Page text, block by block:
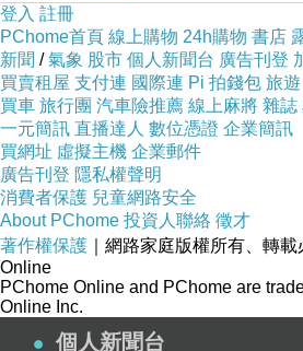
本書從植髮的歷史、植髮方式
術後保養、費用計算等等皆有
Q＆A解決一般讀者的疑問以及
得，想一窺植髮奧秘的朋友一
植髮書。
商品訊息簡述:
登入 註冊
PChome首頁 線上購物 24h購物 書店
新聞 /氣象 股市 個人新聞台 廣告刊登
買賣租屋 支付連 國際連 Pi 拍錢包 旅遊
買車 旅行團 汽車險推薦 線上麻將 雜誌
一元簡訊 直播達人 數位憑證 企業簡訊
買網址 虛擬主機 企業郵件
廣告刊登 隱私權聲明
消費者保護 兒童網路安全
About PChome 投資人聯絡 徵才
著作權保護 ｜網路家庭版權所有、轉載
Online
PChome Online and PChome are
Online Inc.
個人新聞台